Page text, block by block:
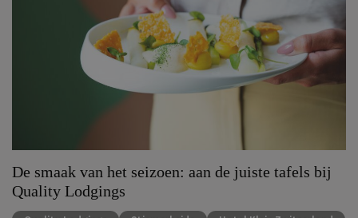
De smaak van het seizoen: aan de juiste tafels bij
Quality Lodgings